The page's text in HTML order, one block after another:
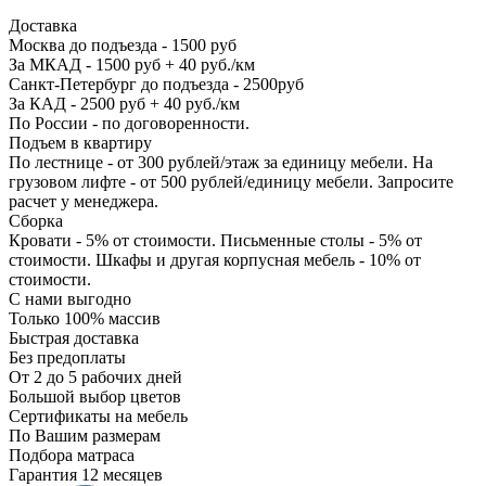
Доставка
Москва до подъезда - 1500 руб
За МКАД - 1500 руб + 40 руб./км
Санкт-Петербург до подъезда - 2500руб
За КАД - 2500 руб + 40 руб./км
По России - по договоренности.
Подъем в квартиру
По лестнице - от 300 рублей/этаж за единицу мебели. На
грузовом лифте - от 500 рублей/единицу мебели. Запросите
расчет у менеджера.
Сборка
Кровати - 5% от стоимости. Письменные столы - 5% от
стоимости. Шкафы и другая корпусная мебель - 10% от
стоимости.
С нами выгодно
Только 100% массив
Быстрая доставка
Без предоплаты
От 2 до 5 рабочих дней
Большой выбор цветов
Сертификаты на мебель
По Вашим размерам
Подбора матраса
Гарантия 12 месяцев